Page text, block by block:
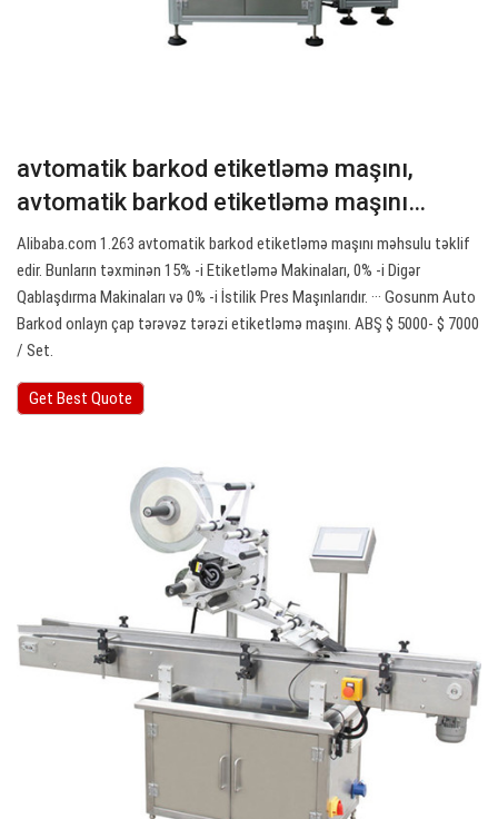
avtomatik barkod etiketləmə maşını,
avtomatik barkod etiketləmə maşını…
Alibaba.com 1.263 avtomatik barkod etiketləmə maşını məhsulu təklif
edir. Bunların təxminən 15% -i Etiketləmə Makinaları, 0% -i Digər
Qablaşdırma Makinaları və 0% -i İstilik Pres Maşınlarıdır. ··· Gosunm Auto
Barkod onlayn çap tərəvəz tərəzi etiketləmə maşını. ABŞ $ 5000- $ 7000
/ Set.
Get Best Quote